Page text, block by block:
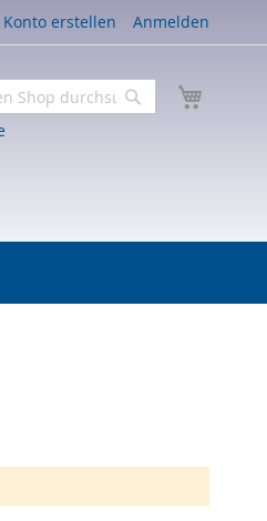
Konto erstellen Anmelden
Suche